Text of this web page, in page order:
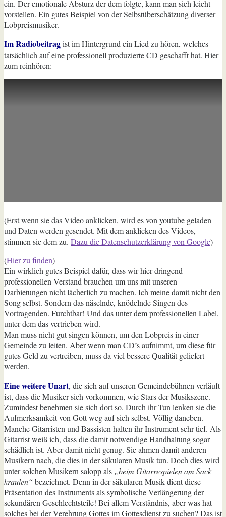
ein. Der emotionale Absturz der dem folgte, kann man sich leicht
vorstellen. Ein gutes Beispiel von der Selbstüberschätzung diverser
Lobpreismusiker.
Im Radiobeitragist im Hintergrund ein Lied zu hören, welches
tatsächlich auf eine professionell produzierte CD geschafft hat. Hier
zum reinhören:
(Erst wenn sie das Video anklicken, wird es von youtube geladen
und Daten werden gesendet. Mit dem anklicken des Videos,
stimmen sie dem zu. Dazu die Datenschutzerklärung von Google)
(Hier zu finden)
Ein wirklich gutes Beispiel dafür, dass wir hier dringend
professionellen Verstand brauchen um uns mit unseren
Darbietungen nicht lächerlich zu machen. Ich meine damit nicht den
Song selbst. Sondern das näselnde, knödelnde Singen des
Vortragenden. Furchtbar! Und das unter dem professionellen Label,
unter dem das vertrieben wird.
Man muss nicht gut singen können, um den Lobpreis in einer
Gemeinde zu leiten. Aber wenn man CD’s aufnimmt, um diese für
gutes Geld zu vertreiben, muss da viel bessere Qualität geliefert
werden.
Eine weitere Unart, die sich auf unseren Gemeindebühnen verläuft
ist, dass die Musiker sich vorkommen, wie Stars der Musikszene.
Zumindest benehmen sie sich dort so. Durch ihr Tun lenken sie die
Aufmerksamkeit von Gott weg auf sich selbst. Völlig daneben.
Manche Gitarristen und Bassisten halten ihr Instrument sehr tief. Als
Gitarrist weiß ich, dass die damit notwendige Handhaltung sogar
schädlich ist. Aber damit nicht genug. Sie ahmen damit anderen
Musikern nach, die dies in der säkularen Musik tun. Doch dies wird
unter solchen Musikern salopp als „beim Gitarrespielen am Sack
kraulen“ bezeichnet. Denn in der säkularen Musik dient diese
Präsentation des Instruments als symbolische Verlängerung der
sekundären Geschlechtsteile! Bei allem Verständnis, aber was hat
solches bei der Verehrung Gottes im Gottesdienst zu suchen? Das ist